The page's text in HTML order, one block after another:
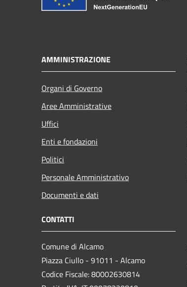
AMMINISTRAZIONE
Organi di Governo
Aree Amministrative
Uffici
Enti e fondazioni
Politici
Personale Amministrativo
Documenti e dati
CONTATTI
Comune di Alcamo
Piazza Ciullo - 91011 - Alcamo
Codice Fiscale: 80002630814